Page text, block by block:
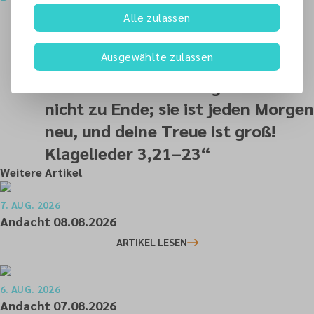
Hoffnung fassen: Gnadenbeweise
des HERRN sind’s, dass wir nicht
gänzlich aufgerieben wurden,
nicht zu Ende; sie ist jeden Morgen
neu, und deine Treue ist groß!
Klagelieder 3,21–23“
Weitere Artikel
7. AUG. 2026
Andacht 08.08.2026
ARTIKEL LESEN
6. AUG. 2026
Andacht 07.08.2026
Alle zulassen
Ausgewählte zulassen